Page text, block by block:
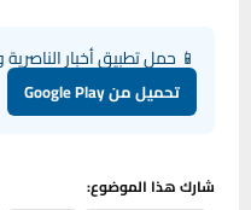
📱 حمل تطبيق أخبار
تحميل من Google Play
شارك هذا الموضوع: